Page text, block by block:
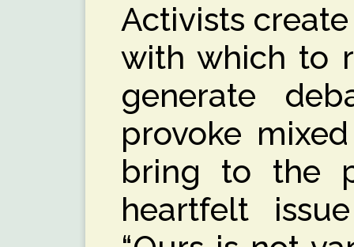
Activists
with which to
generate
provoke
bring to the
heartfelt